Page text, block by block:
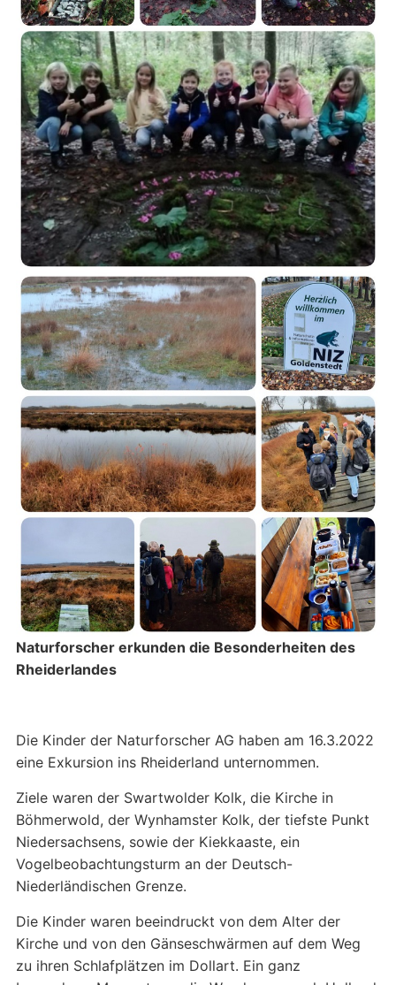
Naturforscher erkunden die Besonderheiten des
Rheiderlandes
Die Kinder der Naturforscher AG haben am 16.3.2022
eine Exkursion ins Rheiderland unternommen.
Ziele waren der Swartwolder Kolk, die Kirche in
Böhmerwold, der Wynhamster Kolk, der tiefste Punkt
Niedersachsens, sowie der Kiekkaaste, ein
Vogelbeobachtungsturm an der Deutsch-
Niederländischen Grenze.
Die Kinder waren beeindruckt von dem Alter der
Kirche und von den Gänseschwärmen auf dem Weg
zu ihren Schlafplätzen im Dollart. Ein ganz